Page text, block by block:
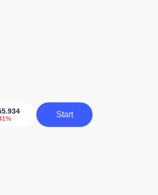
Start
Start